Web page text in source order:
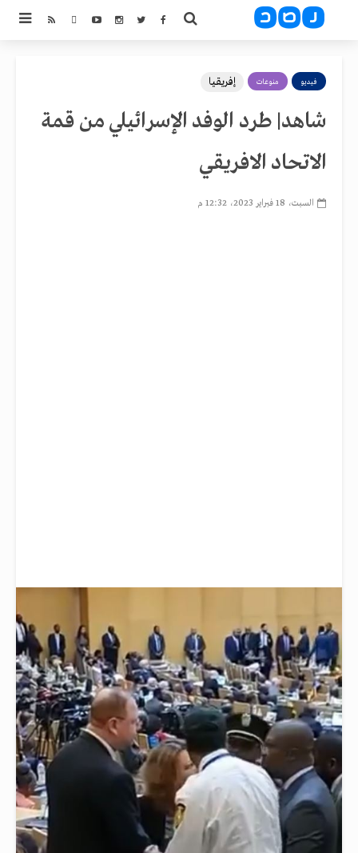
فيديو منوعات إفريقيا
شاهد| طرد الوفد الإسرائيلي من قمة
الاتحاد الافريقي
السبت، 18 فبراير 2023، 12:32 م